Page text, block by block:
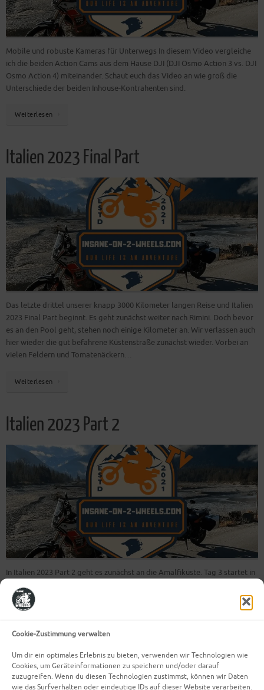
Cookie-Zustimmung verwalten
Um dir ein optimales Erlebnis zu bieten, verwenden wir Technologien wie
Cookies, um Geräteinformationen zu speichern und/oder darauf
zuzugreifen. Wenn du diesen Technologien zustimmst, können wir Daten
wie das Surfverhalten oder eindeutige IDs auf dieser Website verarbeiten.
Mobile und robuste Kameras für Unterwegs In diesem Video vergleiche
ich die beiden Action Cams aus dem Hause DJI (DJI Osmo Action 3 vs. DJI
Osmo Action 4) miteinander. Schaut euch das Video an wie groß die
Unterschiede der beiden Inhouse-Kontrahenten sind.
Weiterlesen
Italien 2023 Final Part
Das letzte drittel unserer knapp 3000 Kilometer langen Reise und Italien
2023 Final Part beginnt. Es geht zunächst weiter nach Rimini. Doch bevor
es an den Pool geht, stehen noch einige Kilometer an. Wir verlassen auch
hier wieder die gut befahrene Küstenstraße zunächst wieder. Vorbei an
vielen Feldern und Tomatenäckern…
Weiterlesen
Italien 2023 Part 2
In Italien 2023 Part 2 geht es zunächst an die Amalfiküste. Tag 3 startet in
Landesinnere gefahren sind bis wir auf die Küstenstraße von Amalfi
gestoßen sind. Auf dem Weg dorthin sind wir durch eine wunderschöne
Mehr Beiträge